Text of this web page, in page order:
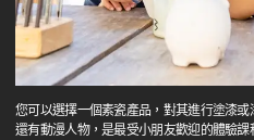
您可以選擇一個素瓷產品，對其進行塗漆或
還有動漫人物，是最受小朋友歡迎的體驗課